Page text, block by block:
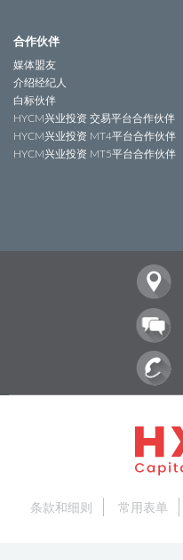
合作伙伴
媒体盟友
介绍经纪人
白标伙伴
HYCM兴业投资 交易平台合作伙伴
HYCM兴业投资 MT4平台合作伙伴
HYCM兴业投资 MT5平台合作伙伴
条款和细则 常用表单